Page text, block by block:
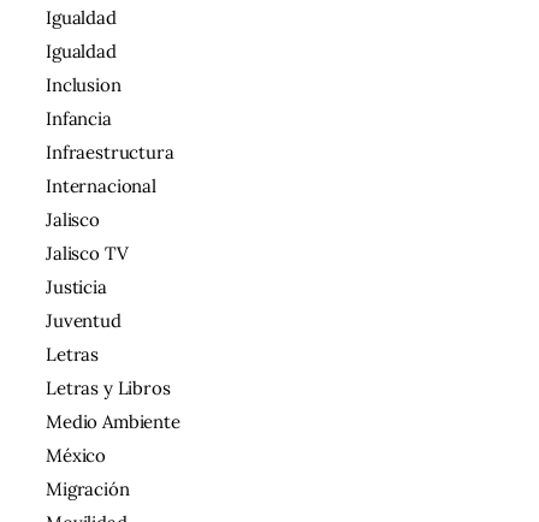
Igualdad
Igualdad
Inclusion
Infancia
Infraestructura
Internacional
Jalisco
Jalisco TV
Justicia
Juventud
Letras
Letras y Libros
Medio Ambiente
México
Migración